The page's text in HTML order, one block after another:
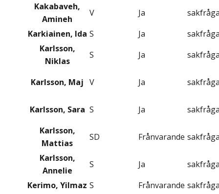
Kakabaveh,
Amineh
V Ja
Karkiainen, Ida S Ja
Karlsson,
Niklas
S Ja
Karlsson, Maj V Ja
Karlsson, Sara S Ja
Karlsson,
Mattias
SD Frånvarande
Karlsson,
Annelie
S Ja
Kerimo, Yilmaz S Frånvarande